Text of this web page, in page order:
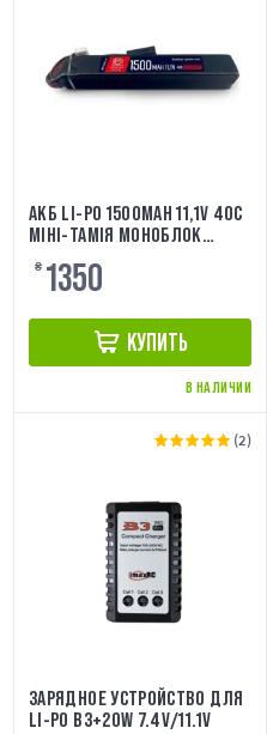
АКБ LI-PO 1500MAH 11,1V 40C
МІНІ-ТАМІЯ МОНОБЛОК
[BLUEMAX POWER]
₴ 1350
КУПИТЬ
В НАЛИЧИИ
(2)
ЗАРЯДНОЕ УСТРОЙСТВО ДЛЯ
LI-PO B3+20W 7.4V/11.1V